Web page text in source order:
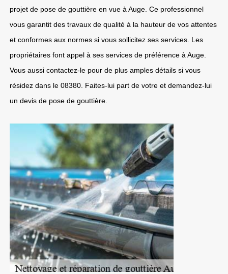
projet de pose de gouttière en vue à Auge. Ce professionnel
vous garantit des travaux de qualité à la hauteur de vos attentes
et conformes aux normes si vous sollicitez ses services. Les
propriétaires font appel à ses services de préférence à Auge.
Vous aussi contactez-le pour de plus amples détails si vous
résidez dans le 08380. Faites-lui part de votre et demandez-lui
un devis de pose de gouttière.